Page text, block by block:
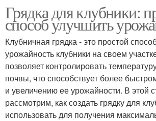
Грядка для клубники:
способ улучшить
Клубничная грядка - это простой
урожайность клубники на своем
позволяет контролировать
почвы, что способствует более
и увеличению ее урожайности. В этой
рассмотрим, как создать грядку для
использовать для получения